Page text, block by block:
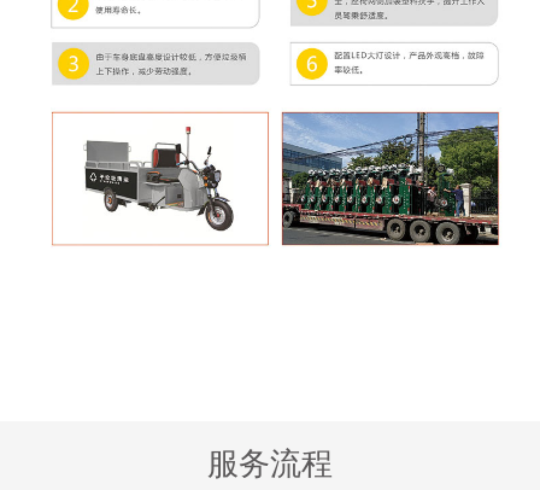
服务流程